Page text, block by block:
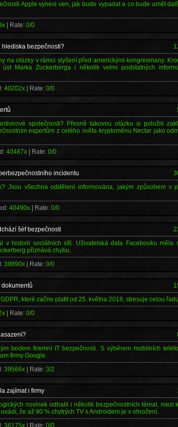
Apple vynesl ven, jak bude vypadat a co bude umět
| Rate:0/0
hlediska bezpečnosti?
na otázky v rámci slyšení před americkými kongresmany.
Marka Zuckerberga i několik velmi podstatných
40202x | Rate:0/0
společnosti? Přesně takovou otázku si položili
expertům z celého světa kryptoměnu Nectar jako
40487x | Rate:0/0
incidentu
Jsou všechna oddělení informována, jakým způsobem v
40490x | Rate:0/0
šéf bezpečnosti
v historii sociálních sítí. Uživatelská data Facebooku měla
přiznává chybu.
39890x | Rate:0/0
dokumentů
které začne platit od 25. května 2018, stresuje celou
| Rate:0/0
bodem firemní IT bezpečnosti. S výběrem mobilních
firmy Google.
39566x | Rate:3/2
zajímat i firmy
novinek odhalil i několik bezpečnostních témat, mezi
že až 90 % chytrých TV s Androidem je v ohrožení.